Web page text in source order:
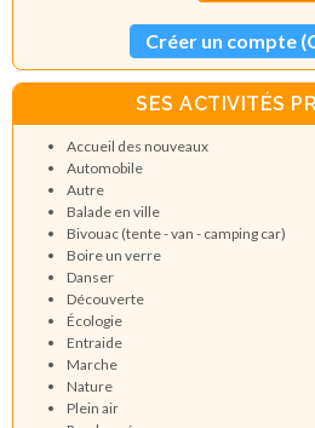
Créer un compte
SES ACTIVITÉS
Accueil des nouveaux
Automobile
Autre
Balade en ville
Bivouac (tente - van - camping car)
Boire un verre
Danser
Découverte
Écologie
Entraide
Marche
Nature
Plein air